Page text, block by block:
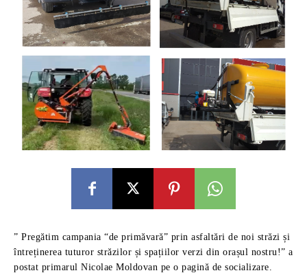
” Pregătim campania “de primăvară” prin asfaltări de noi străzi și
întreținerea tuturor străzilor și spațiilor verzi din orașul nostru!” a
postat primarul Nicolae Moldovan pe o pagină de socializare.